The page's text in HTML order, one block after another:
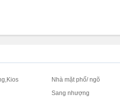
Nhà mặt phố/ ngõ
Sang nhượng